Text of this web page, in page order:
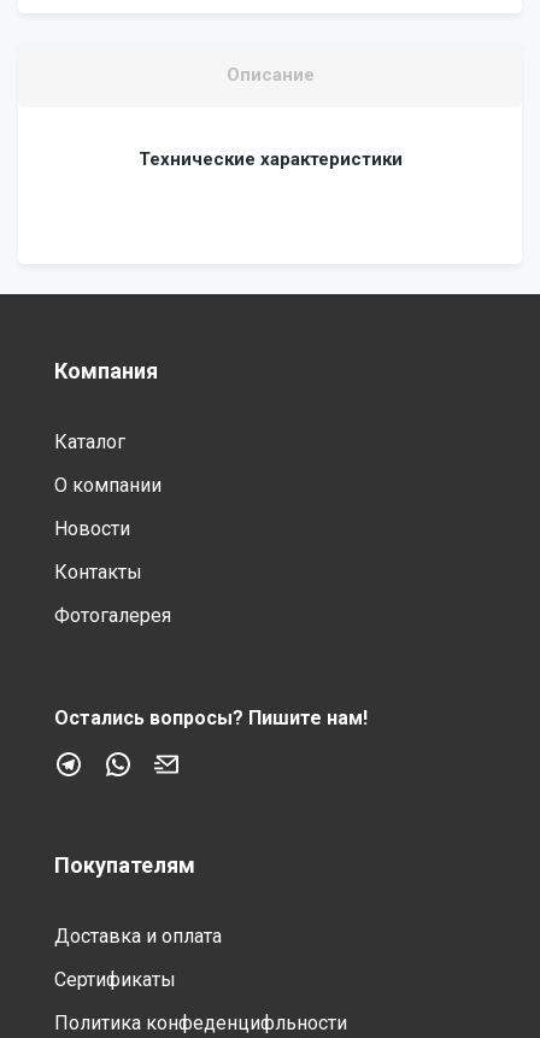
Описание
Технические характеристики
Компания
Каталог
О компании
Новости
Контакты
Фотогалерея
Остались вопросы? Пишите нам!
Покупателям
Доставка и оплата
Сертификаты
Политика конфеденцифльности